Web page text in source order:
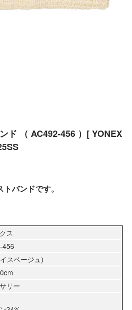
ド （ AC492-456 ）[ YONEX
バンドです。
ス
456
スベージュ)
リー